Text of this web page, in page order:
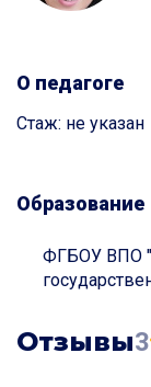
О педагоге
Стаж: не указан
Образование
ФГБОУ ВПО
Отзывы3